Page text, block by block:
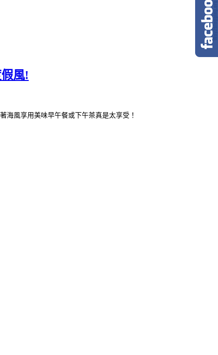
風!
海風享用美味早午餐或下午茶真是太享受！